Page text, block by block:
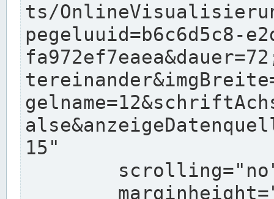
ts/
pegeluuid=b6c6d5c8-
15"